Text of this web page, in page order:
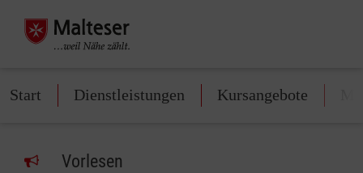
Start Dienstleistungen Kursangebote
Vorlesen